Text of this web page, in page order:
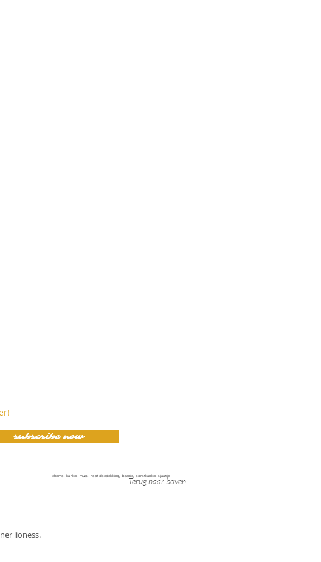
subscribe now
chemo, kanker, muts, hoofdbedekking, beanie, borstkanker, sjaaltje
Terug naar boven
lioness.